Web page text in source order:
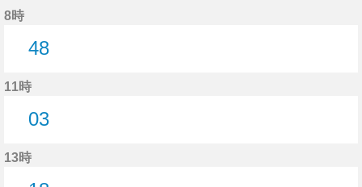
8時
48
11時
03
13時